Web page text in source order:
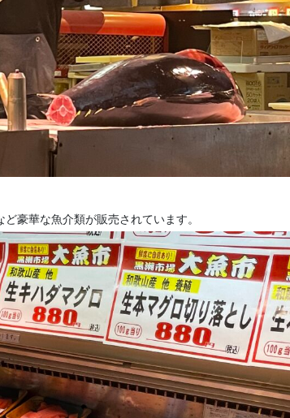
豪華な魚介類が販売されています。